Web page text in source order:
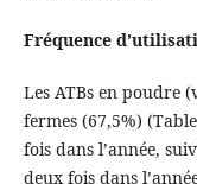
Fréquence
Les ATBs en poudre
fermes (67,5%)
fois dans l’année,
deux fois dans